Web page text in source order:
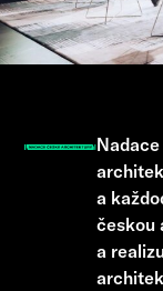
a
českou
a